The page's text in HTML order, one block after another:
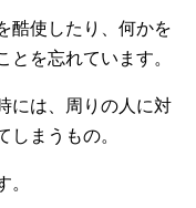
酷使したり、何かを
を忘れています。
には、周りの人に対
しまうもの。
。